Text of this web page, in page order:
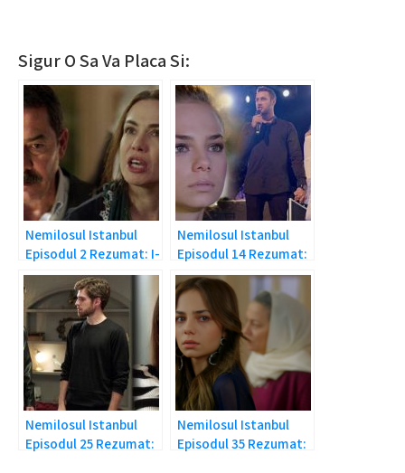
Sigur O Sa Va Placa Si:
Nemilosul Istanbul
Episodul 2 Rezumat: I-
a dat afara!
Nemilosul Istanbul
Episodul 14 Rezumat:
Cenk si Cemre se
casatoresc!
Nemilosul Istanbul
Episodul 25 Rezumat:
Nemilosul Istanbul
Episodul 35 Rezumat: